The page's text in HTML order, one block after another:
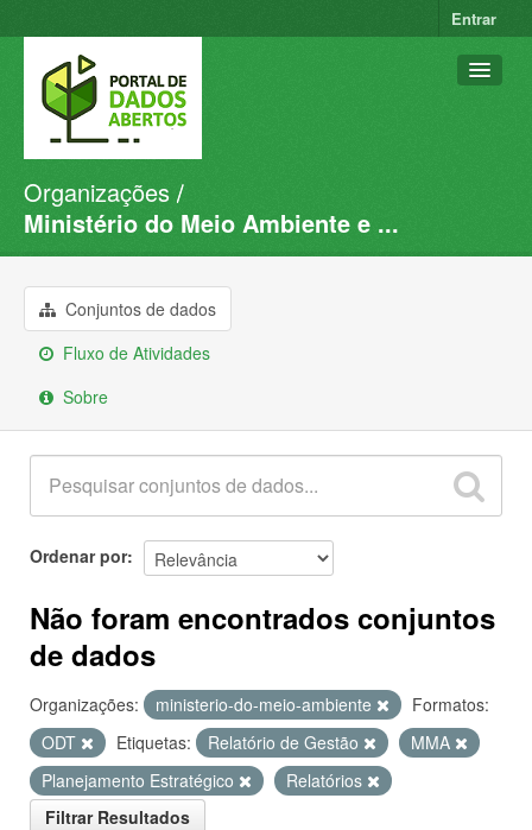
Entrar
Conjuntos de dados
Organizações
Sobre
Organizações
Ministério do Meio Ambiente e ...
Conjuntos de dados
Fluxo de Atividades
Sobre
Ordenar por
Não foram encontrados conjuntos
de dados
Organizações: ministerio-do-meio-ambiente
Formatos:
ODT
Etiquetas: Relatório de Gestão
MMA
Planejamento Estratégico
Relatórios
Filtrar Resultados